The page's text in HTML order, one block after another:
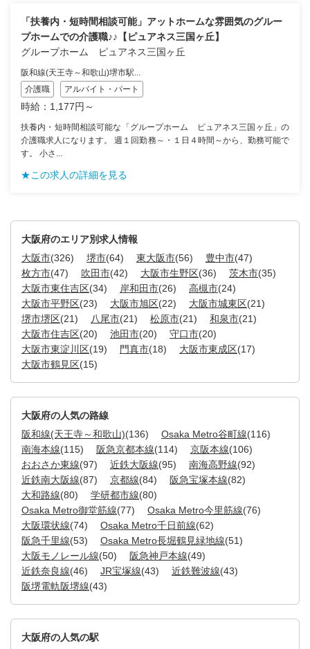
「扶養内・短時間相談可能」アットホームな雰囲気のグルー
プホームでの介護職♪♪【ピュアネス三国ヶ丘】
グループホーム ピュアネス三国ヶ丘
阪和線(天王寺～和歌山)堺市駅...
介護職
アルバイト・パート
時給：1,177円～
扶養内・短時間相談可能な「グループホーム ピュアネス三国ヶ丘」の
介護職求人になります。 週１回勤務～・１日４時間～から、勤務可能で
す。 小さ...
★この求人の詳細を見る
大阪府のエリア別求人情報
大阪市(326) 堺市(64) 東大阪市(56) 豊中市(47)
枚方市(47) 吹田市(42) 大阪市生野区(36) 茨木市(35)
大阪市東住吉区(34) 岸和田市(26) 高槻市(24)
大阪市平野区(23) 大阪市旭区(22) 大阪市城東区(21)
堺市堺区(21) 八尾市(21) 松原市(21) 和泉市(21)
大阪市住吉区(20) 池田市(20) 守口市(20)
大阪市東淀川区(19) 門真市(18) 大阪市東成区(17)
大阪市鶴見区(15)
大阪府の人気の路線
阪和線(天王寺～和歌山)(136) Osaka Metro谷町線(116)
南海本線(115) 阪急京都本線(114) 京阪本線(106)
おおさか東線(97) 近鉄大阪線(95) 南海高野線(92)
近鉄南大阪線(87) 京都線(84) 阪急宝塚本線(82)
大和路線(80) 学研都市線(80)
Osaka Metro御堂筋線(77) Osaka Metro今里筋線(76)
大阪環状線(74) Osaka Metro千日前線(62)
阪急千里線(53) Osaka Metro長堀鶴見緑地線(51)
大阪モノレール線(50) 阪急神戸本線(49)
近鉄奈良線(46) JR宝塚線(43) 近鉄難波線(43)
阪堺電軌阪堺線(43)
大阪府の人気の駅